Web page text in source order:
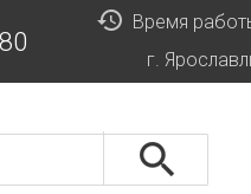
Время
г.